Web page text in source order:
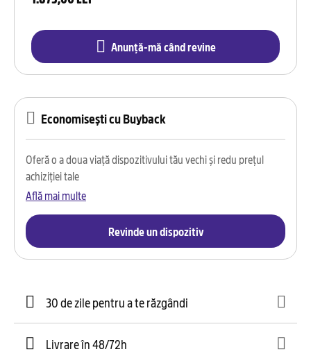
Anunță-mă când revine
Economisești cu Buyback
Oferă o a doua viață dispozitivului tău vechi și redu prețul
achiziției tale
Află mai multe
Revinde un dispozitiv
30 de zile pentru a te răzgândi
Livrare în 48/72h